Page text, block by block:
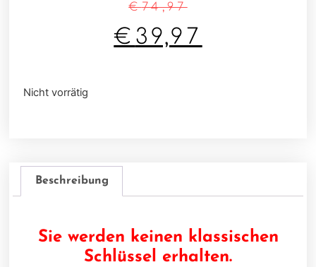
€74,97
€ 39,97
Nicht vorrätig
Beschreibung
Sie werden keinen klassischen
Schlüssel erhalten.